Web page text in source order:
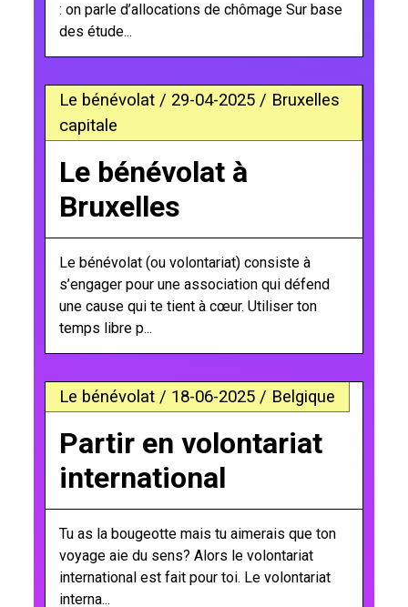
: on parle d’allocations de chômage Sur base
des étude...
Le bénévolat / 29-04-2025 / Bruxelles
capitale
Le bénévolat à
Bruxelles
Le bénévolat (ou volontariat) consiste à
s’engager pour une association qui défend
une cause qui te tient à cœur. Utiliser ton
temps libre p...
Le bénévolat / 18-06-2025 / Belgique
Partir en volontariat
international
Tu as la bougeotte mais tu aimerais que ton
voyage aie du sens? Alors le volontariat
international est fait pour toi. Le volontariat
interna...